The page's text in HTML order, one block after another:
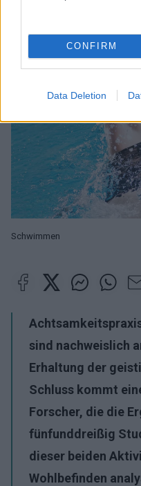
CONFIRM
Data Deletion
Schwimmen
sind nachweislich
Erhaltung der
Schluss kommt
Forscher, die die
fünfunddreißig
dieser beiden
Wohlbefinden